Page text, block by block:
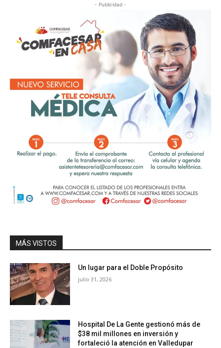
- Publicidad -
MÁS VISTOS
Un lugar para el Doble Propósito
julio 31, 2026
Hospital De La Gente gestionó más de
$38 mil millones en inversión y
fortaleció la atención en Valledupar